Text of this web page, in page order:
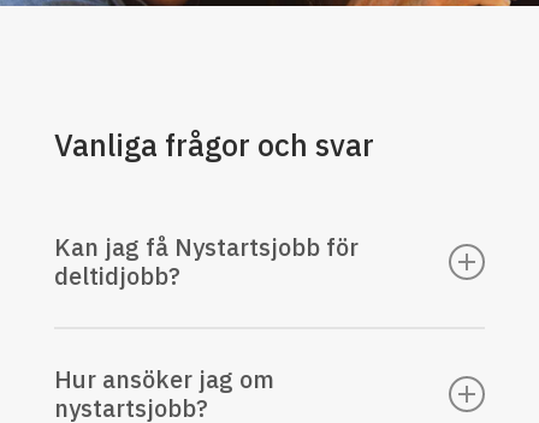
Vanliga frågor och svar
Kan jag få Nystartsjobb för
deltidjobb?
heltidsjobb som deltidsjobb. Vid
deltidsjobb så minskas ersättningen
Hur ansöker jag om
nystartsjobb?